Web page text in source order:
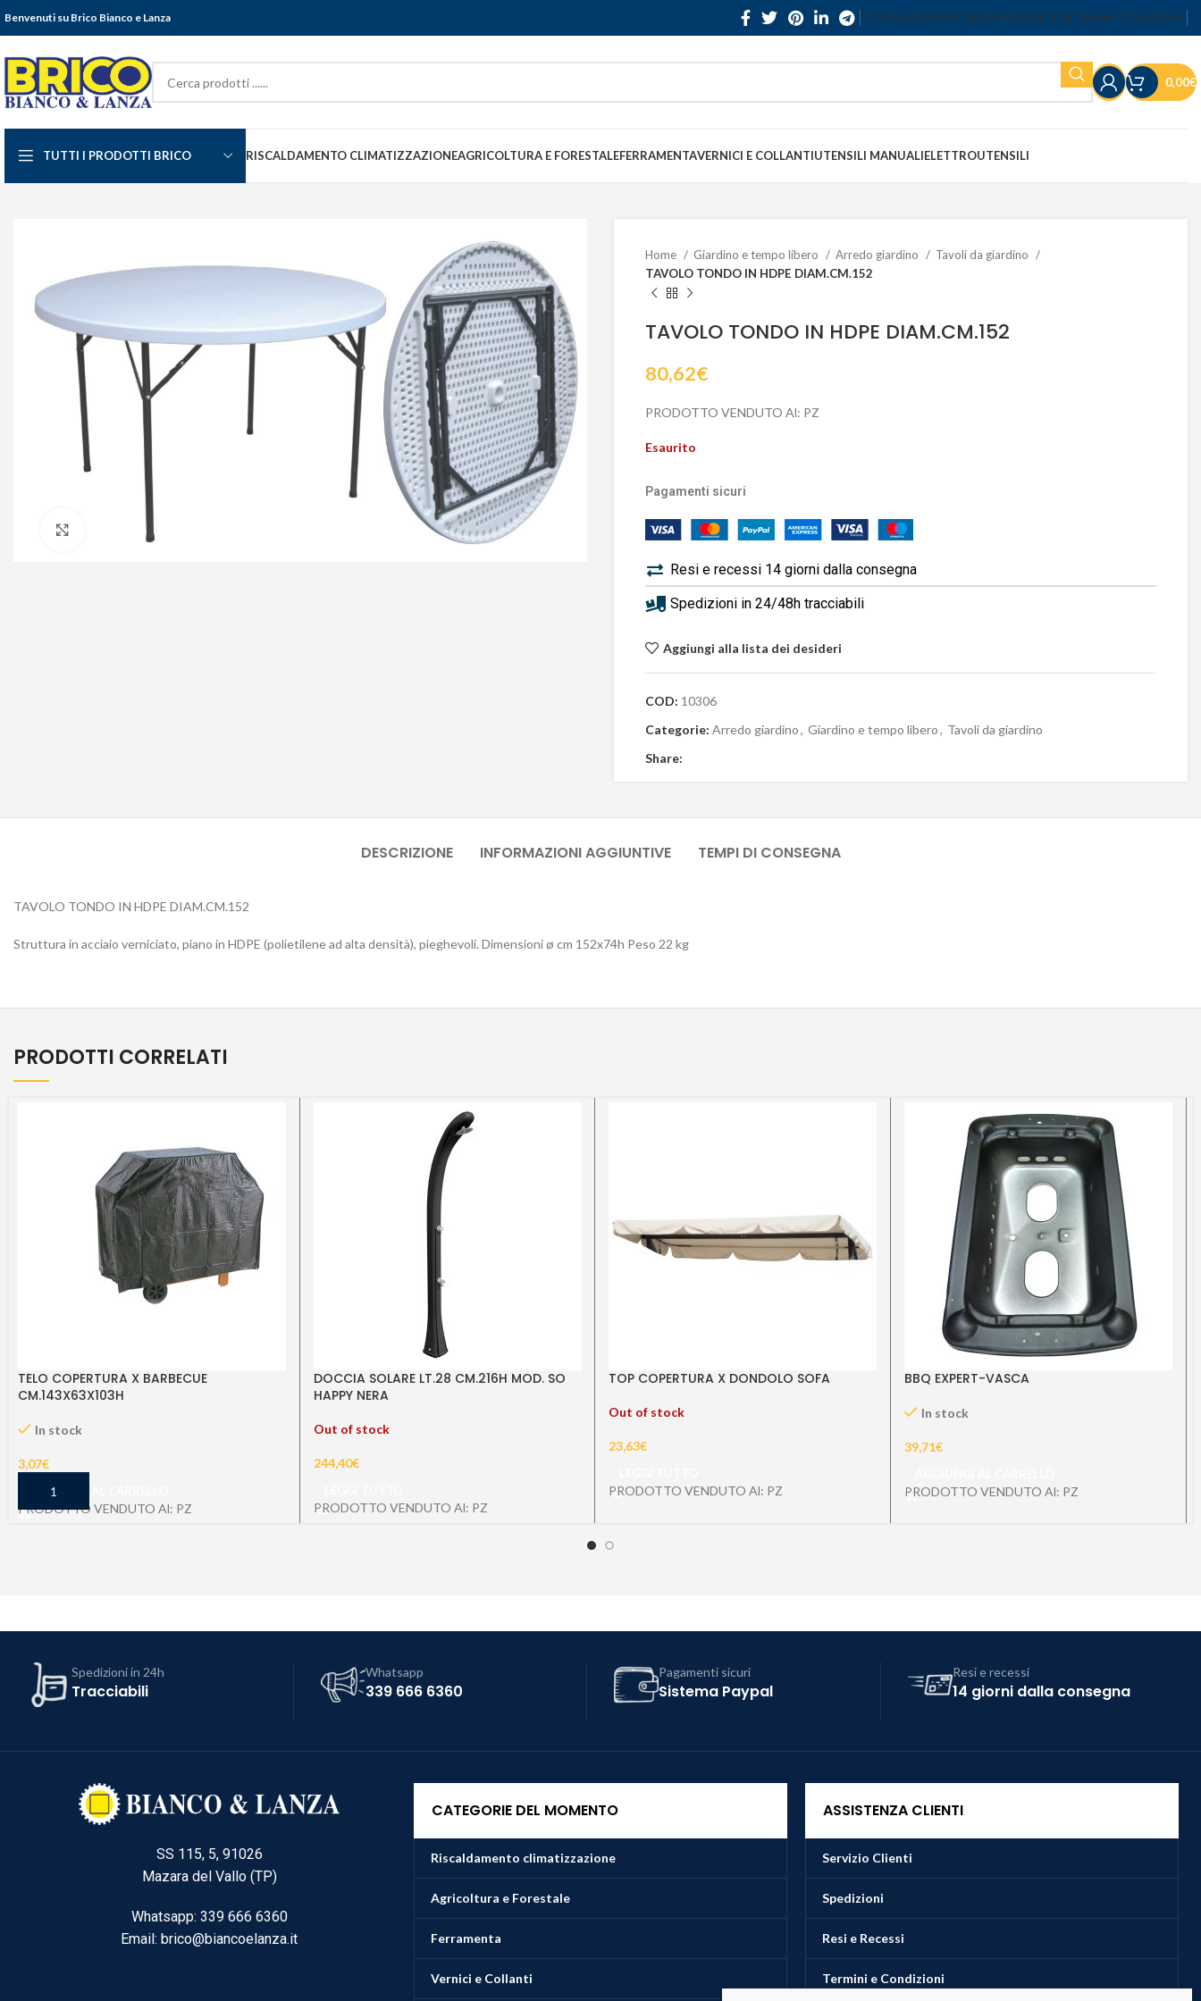
Benvenuti su Brico Bianco e Lanza SERVIZIO CLIENTISPEDIZIONIRESI E RECESSITERMINI E CONDIZIONI
0,00€
TUTTI I PRODOTTI BRICO RISCALDAMENTO CLIMATIZZAZIONEAGRICOLTURA E FORESTALEFERRAMENTAVERNICI E COLLANTIUTENSILI MANUALIELETTROUTENSILI
Click to enlarge
Home Giardino e tempo libero Arredo giardino
Tavoli da giardino
TAVOLO TONDO IN HDPE DIAM.CM.152
TAVOLO TONDO IN HDPE DIAM.CM.152
80,62€
PRODOTTO VENDUTO Al: PZ
Esaurito
Pagamenti sicuri
Resi e recessi 14 giorni dalla consegna
Spedizioni in 24/48h tracciabili
Aggiungi alla lista dei desideri
COD: 10306
Categorie: Arredo giardino, Giardino e tempo libero, Tavoli da giardino
Share:
DESCRIZIONE INFORMAZIONI AGGIUNTIVE TEMPI DI CONSEGNA
TAVOLO TONDO IN HDPE DIAM.CM.152
Struttura in acciaio verniciato, piano in HDPE (polietilene ad alta densità), pieghevoli. Dimensioni ø cm 152x74h Peso 22 kg
PRODOTTI CORRELATI
TELO COPERTURA X BARBECUE
CM.143X63X103H
In stock
3,07€
AGGIUNGI AL CARRELLO
PRODOTTO VENDUTO Al: PZ
DOCCIA SOLARE LT.28 CM.216H MOD. SO
HAPPY NERA
Out of stock
244,40€
PRODOTTO VENDUTO Al: PZ
TOP COPERTURA X DONDOLO SOFA
Out of stock
23,63€
PRODOTTO VENDUTO Al: PZ
BBQ EXPERT-VASCA
In stock
39,71€
PRODOTTO VENDUTO Al: PZ
Spedizioni in 24h
Tracciabili
Whatsapp
339 666 6360
Pagamenti sicuri
Sistema Paypal
Resi e recessi
14 giorni dalla consegna
SS 115, 5, 91026
Mazara del Vallo (TP)
Whatsapp: 339 666 6360
Email: brico@biancoelanza.it
CATEGORIE DEL MOMENTO
Riscaldamento climatizzazione
Agricoltura e Forestale
Ferramenta
Vernici e Collanti
ASSISTENZA CLIENTI
Servizio Clienti
Spedizioni
Resi e Recessi
Termini e Condizioni